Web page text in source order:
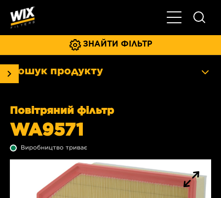
Увімкнути/
ЗНАЙТИ ФІЛЬТР
Пошук продукту
Повітряний фільтр
WA9571
Виробництво триває